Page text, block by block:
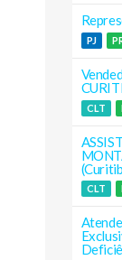
PJ
CLT
CLT